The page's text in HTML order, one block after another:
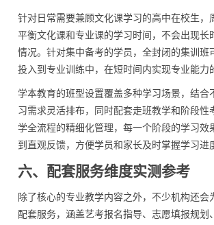
针对日常需要兼顾文化课学习的高中在校生，
平衡文化课和专业课的学习时间，不会出现长
情况。针对集中备考的学员，全封闭的集训班
投入到专业训练中，在短时间内实现专业能力
学本教育的班型设置覆盖多种学习场景，结合
习需求灵活排布，同时配套走班教学和阶段性
学全流程的精细化管理，每一个阶段的学习效
到直观反馈，方便学员和家长及时掌握学习进
六、配套服务维度实测参考
除了核心的专业教学内容之外，不少机构还会
配套服务，涵盖艺考报名指导、志愿填报规划